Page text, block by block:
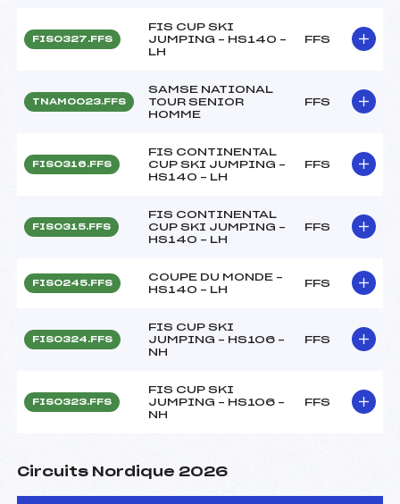
FIS0327.FFS
FIS CUP SKI
JUMPING – HS140 –
LH
FFS
TNAM0023.FFS
SAMSE NATIONAL
TOUR SENIOR
HOMME
FFS
FIS0316.FFS
FIS CONTINENTAL
CUP SKI JUMPING –
HS140 – LH
FFS
FIS0315.FFS
FIS CONTINENTAL
CUP SKI JUMPING –
HS140 – LH
FFS
FIS0245.FFS
COUPE DU MONDE –
HS140 – LH
FFS
FIS0324.FFS
FIS CUP SKI
JUMPING – HS106 –
NH
FFS
FIS0323.FFS
FIS CUP SKI
JUMPING – HS106 –
NH
FFS
Circuits Nordique 2026